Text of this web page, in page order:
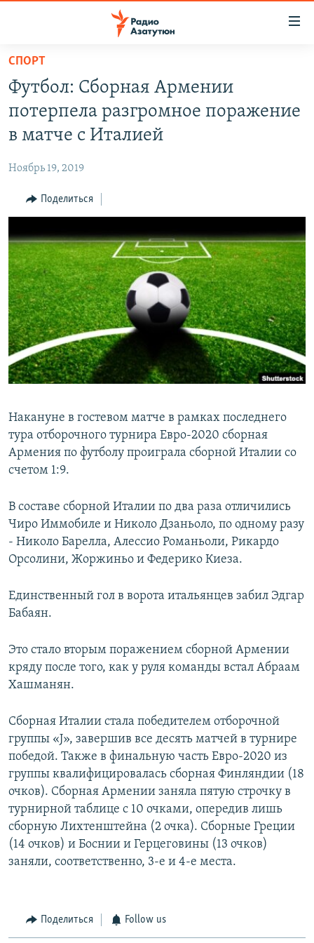
Перейти
основному
содержанию
Перейти
основной
навигации
Перейти
ГЛАВНАЯ
НОВОСТИ
ПОЛИТИКА
ЭКОНОМИКА
РЕГИОН
КУЛЬТУРА
СПОРТ
АРХИВ
Հայերեն
English
Все сайты Радио Азатутюн
СПОРТ
Футбол: Сборная Армении
потерпела разгромное поражение
в матче с Италией
Ноябрь 19, 2019
Поделиться
Накануне в гостевом матче в рамках последнего
тура отборочного турнира Евро-2020 сборная
Армения по футболу проиграла сборной Италии со
счетом 1:9.
В составе сборной Италии по два раза отличились
Чиро Иммобиле и Николо Дзаньоло, по одному разу
- Николо Барелла, Алессио Романьоли, Рикардо
Орсолини, Жоржиньо и Федерико Киеза.
Единственный гол в ворота итальянцев забил Эдгар
Бабаян.
Это стало вторым поражением сборной Армении
кряду после того, как у руля команды встал Абраам
Хашманян.
Сборная Италии стала победителем отборочной
группы «J», завершив все десять матчей в турнире
победой. Также в финальную часть Евро-2020 из
группы квалифицировалась сборная Финляндии (18
очков). Сборная Армении заняла пятую строчку в
турнирной таблице с 10 очками, опередив лишь
сборную Лихтенштейна (2 очка). Сборные Греции
(14 очков) и Боснии и Герцеговины (13 очков)
заняли, соответственно, 3-е и 4-е места.
Поделиться Follow us